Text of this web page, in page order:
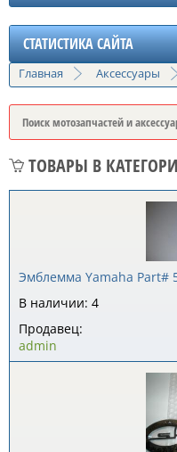
СТАТИСТИКА САЙТА
Главная Аксессуары
ТОВАРЫ В
Эмблемма Yamaha Part#
В наличии: 4
Продавец:
admin